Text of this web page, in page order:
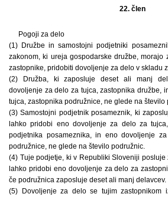
22. člen
Pogoji za delo
(1) Družbe in samostojni podjetniki
zakonom, ki ureja gospodarske družbe, morajo
zastopnike, pridobiti dovoljenje za delo v skladu
(2) Družba, ki zaposluje deset ali manj
dovoljenje za delo za tujca, zastopnika družbe,
tujca, zastopnika podružnice, ne glede na število
(3) Samostojni podjetnik posameznik, ki
lahko pridobi eno dovoljenje za delo za
podjetnika posameznika, in eno dovoljenje
podružnice, ne glede na število podružnic.
(4) Tuje podjetje, ki v Republiki Sloveniji posluje
lahko pridobi eno dovoljenje za delo za
če podružnica zaposluje deset ali manj delavcev.
(5) Dovoljenje za delo se tujim zastopnikom